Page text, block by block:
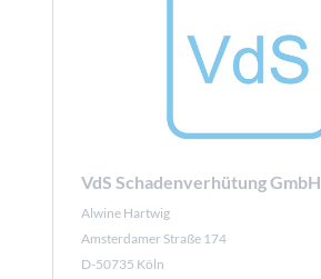
VdS Schadenverhütung GmbH
Alwine Hartwig
Amsterdamer Straße 174
D-50735 Köln